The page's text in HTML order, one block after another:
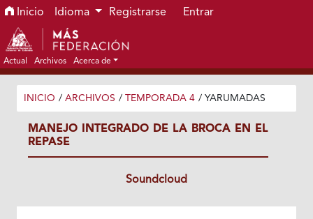
Ir al menú de navegación principal
Ir al contenido principal
Ir al pie de página del sitio
Inicio Idioma Registrarse Entrar
Actual Archivos Acerca de
INICIO / ARCHIVOS / TEMPORADA 4 / YARUMADAS
MANEJO INTEGRADO DE LA BROCA EN EL
REPASE
Soundcloud